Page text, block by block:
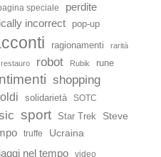
speciale perdite
incorrect pop-up
ragionamenti rarità
restauro robot Rubik
rune
shopping
solidarietà SOTC
sport Star Trek
Steve
truffe Ucraina
nel tempo video